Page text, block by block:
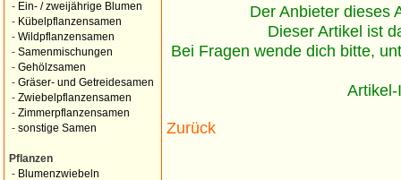
- Ein- / zweijährige Blumen
- Kübelpflanzensamen
- Wildpflanzensamen
- Samenmischungen
- Gehölzsamen
- Gräser- und Getreidesamen
- Zwiebelpflanzensamen
- Zimmerpflanzensamen
- sonstige Samen
Pflanzen
- Blumenzwiebeln
Der Anbieter dieses
Dieser Artikel ist
Bei Fragen wende dich bitte,
Zurück